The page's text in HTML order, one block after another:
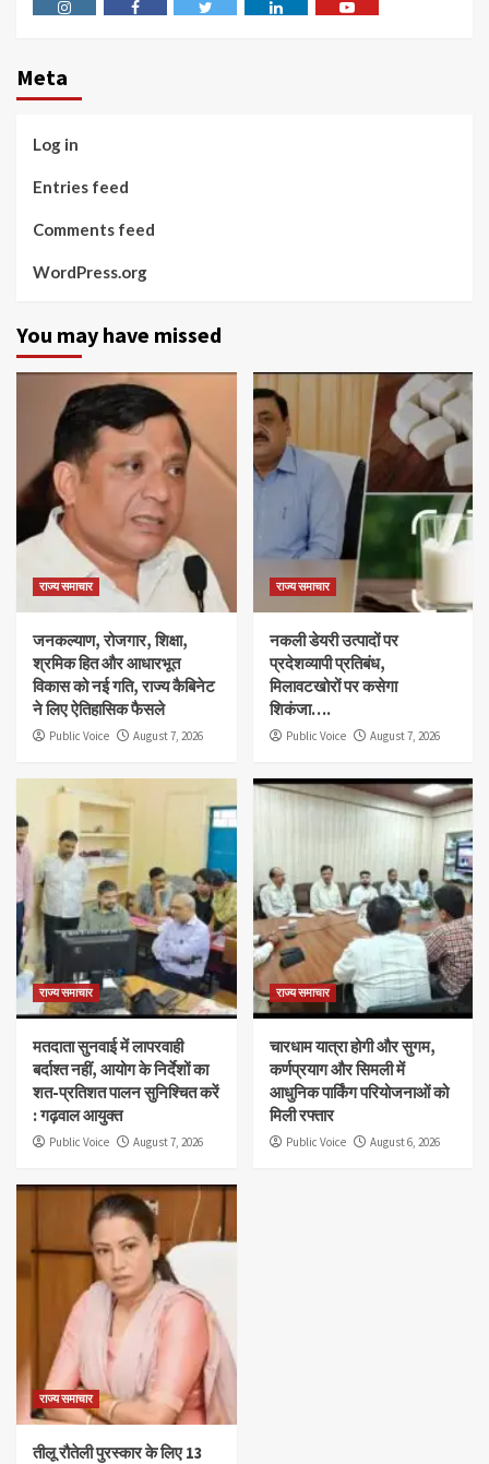
Meta
Log in
Entries feed
Comments feed
WordPress.org
You may have missed
राज्य समाचार
जनकल्याण, रोजगार, शिक्षा,
श्रमिक हित और आधारभूत
विकास को नई गति, राज्य कैबिनेट
ने लिए ऐतिहासिक फैसले
Public Voice August 7, 2026
राज्य समाचार
नकली डेयरी उत्पादों पर
प्रदेशव्यापी प्रतिबंध,
मिलावटखोरों पर कसेगा
शिकंजा….
Public Voice August 7, 2026
राज्य समाचार
मतदाता सुनवाई में लापरवाही
बर्दाश्त नहीं, आयोग के निर्देशों का
शत-प्रतिशत पालन सुनिश्चित करें
: गढ़वाल आयुक्त
Public Voice August 7, 2026
राज्य समाचार
चारधाम यात्रा होगी और सुगम,
कर्णप्रयाग और सिमली में
आधुनिक पार्किंग परियोजनाओं को
मिली रफ्तार
Public Voice August 6, 2026
राज्य समाचार
तीलू रौतेली पुरस्कार के लिए 13